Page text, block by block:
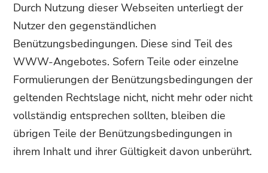
Durch Nutzung dieser Webseiten unterliegt der
Nutzer den gegenständlichen
Benützungsbedingungen. Diese sind Teil des
WWW-Angebotes. Sofern Teile oder einzelne
Formulierungen der Benützungsbedingungen der
geltenden Rechtslage nicht, nicht mehr oder nicht
vollständig entsprechen sollten, bleiben die
übrigen Teile der Benützungsbedingungen in
ihrem Inhalt und ihrer Gültigkeit davon unberührt.